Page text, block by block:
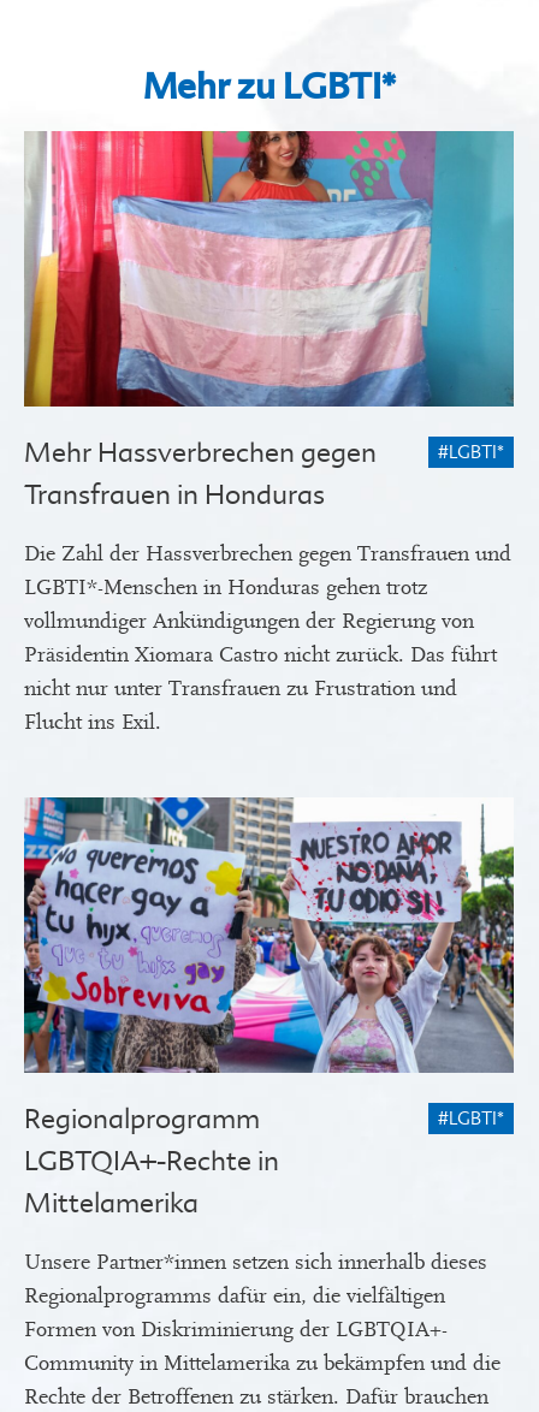
Mehr zu LGBTI*
#LGBTI*
Mehr Hassverbrechen gegen
Transfrauen in Honduras
Die Zahl der Hassverbrechen gegen Transfrauen und
LGBTI*-Menschen in Honduras gehen trotz
vollmundiger Ankündigungen der Regierung von
Präsidentin Xiomara Castro nicht zurück. Das führt
nicht nur unter Transfrauen zu Frustration und
Flucht ins Exil.
#LGBTI*
Regionalprogramm
LGBTQIA+-Rechte in
Mittelamerika
Unsere Partner*innen setzen sich innerhalb dieses
Regionalprogramms dafür ein, die vielfältigen
Formen von Diskriminierung der LGBTQIA+-
Community in Mittelamerika zu bekämpfen und die
Rechte der Betroffenen zu stärken. Dafür brauchen